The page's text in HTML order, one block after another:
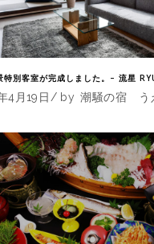
特別客室が完成しました。– 流星
4月19日 by 潮騒の宿 う